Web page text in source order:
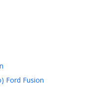
Ford Fusion